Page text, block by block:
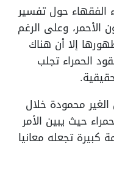
الفقهاء حول تفسير
الأحمر، وعلى الرغم
إلا أن هناك
الحمراء تجلب
محمودة خلال
حيث يبين الأمر
كبيرة تجعله معانيا